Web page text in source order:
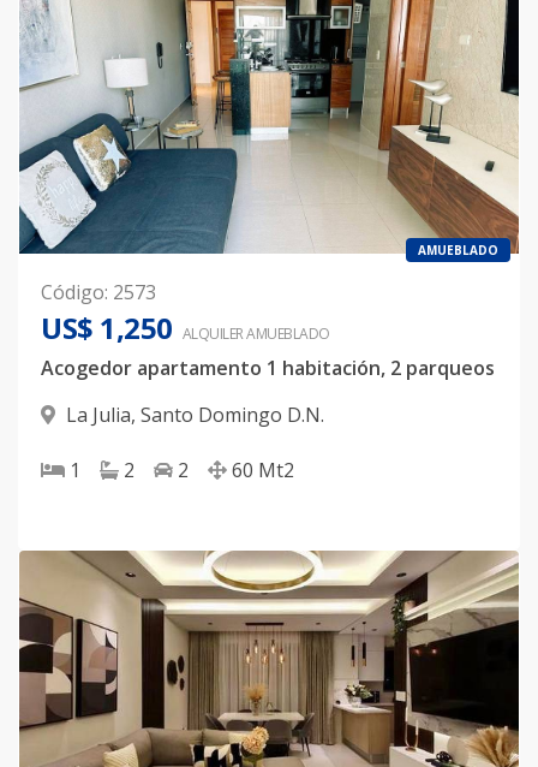
AMUEBLADO
Código: 2573
US$ 1,250 ALQUILERAMUEBLADO
Acogedor apartamento 1 habitación, 2 parqueos
La Julia, Santo Domingo D.N.
1 2 2 60 Mt2